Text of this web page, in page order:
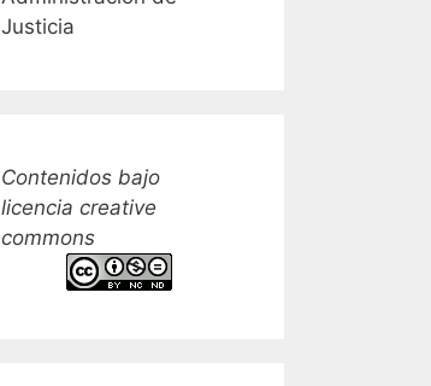
Justicia
Contenidos bajo
licencia creative
commons